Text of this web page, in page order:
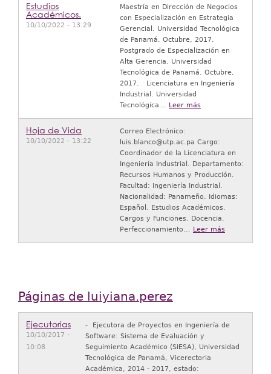
Estudios
Académicos.
10/10/2022 - 13:29
Maestría en Dirección de Negocios
con Especialización en Estrategia
Gerencial. Universidad Tecnológica
de Panamá. Octubre, 2017.
Postgrado de Especialización en
Alta Gerencia. Universidad
Tecnológica de Panamá. Octubre,
2017. Licenciatura en Ingeniería
Industrial. Universidad
Tecnológica... Leer más
Hoja de Vida
10/10/2022 - 13:22
Correo Electrónico:
luis.blanco@utp.ac.pa Cargo:
Coordinador de la Licenciatura en
Ingeniería Industrial. Departamento:
Recursos Humanos y Producción.
Facultad: Ingeniería Industrial.
Nacionalidad: Panameño. Idiomas:
Español. Estudios Académicos.
Cargos y Funciones. Docencia.
Perfeccionamiento... Leer más
Páginas de luiyiana.perez
Ejecutorias
10/10/2017 -
10:08
- Ejecutora de Proyectos en Ingeniería de
Software: Sistema de Evaluación y
Seguimiento Académico (SIESA), Universidad
Tecnológica de Panamá, Vicerectoria
Académica, 2014 - 2017, estado: